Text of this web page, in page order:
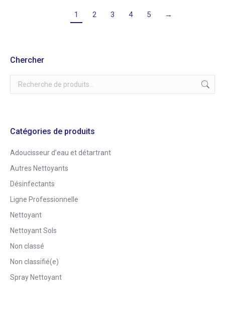
1 2 3 4 5 →
Chercher
Catégories de produits
Adoucisseur d’eau et détartrant
Autres Nettoyants
Désinfectants
Ligne Professionnelle
Nettoyant
Nettoyant Sols
Non classé
Non classifié(e)
Spray Nettoyant